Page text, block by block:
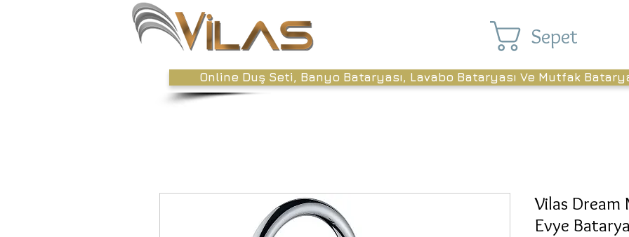
Sepet
Online Duş Seti, Banyo Bataryası, Lavabo Bataryası Ve Mutfak
Vilas
Evye